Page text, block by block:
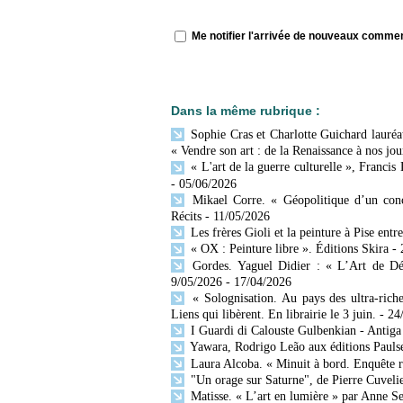
Me notifier l'arrivée de nouveaux
Dans la même rubrique :
Sophie Cras et Charlotte Guichard
« Vendre son art : de la Renaissance à nos
« L'art de la guerre culturelle », Francis
- 05/06/2026
Mikael Corre. « Géopolitique d’un
Récits - 11/05/2026
Les frères Gioli et la peinture à Pise
« OX : Peinture libre ». Éditions Skira -
Gordes. Yaguel Didier : « L’Art de
9/05/2026 - 17/04/2026
« Solognisation. Au pays des ultra-
Liens qui libèrent. En librairie le 3 juin. -
I Guardi di Calouste Gulbenkian -
Yawara, Rodrigo Leão aux éditions
Laura Alcoba. « Minuit à bord. Enquête
"Un orage sur Saturne", de Pierre
Matisse. « L’art en lumière » par Anne